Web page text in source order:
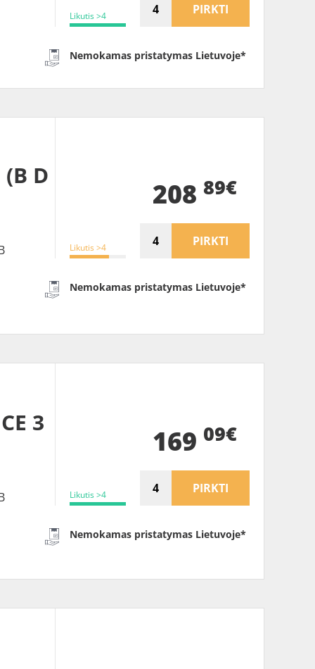
Likutis >4 PIRKTI
Nemokamas pristatymas Lietuvoje*
D
Likutis >4
208 89€
PIRKTI
Nemokamas pristatymas Lietuvoje*
3
Likutis >4
169 09€
PIRKTI
Nemokamas pristatymas Lietuvoje*